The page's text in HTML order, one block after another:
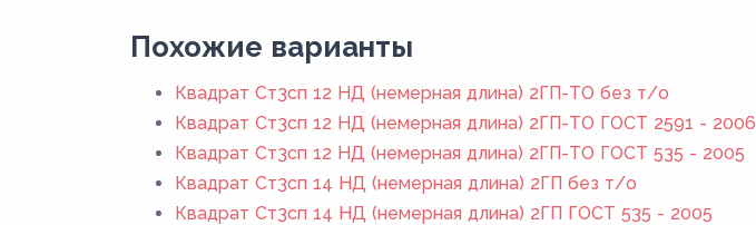
Похожие варианты
Квадрат Ст3сп 12 НД (немерная длина) 2ГП-ТО без т/о
Квадрат Ст3сп 12 НД (немерная длина) 2ГП-ТО ГОСТ 2591 - 2006
Квадрат Ст3сп 12 НД (немерная длина) 2ГП-ТО ГОСТ 535 - 2005
Квадрат Ст3сп 14 НД (немерная длина) 2ГП без т/о
Квадрат Ст3сп 14 НД (немерная длина) 2ГП ГОСТ 535 - 2005